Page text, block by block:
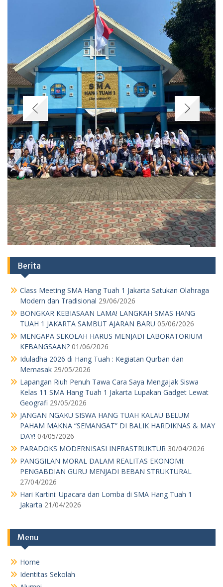
Berita
Class Meeting SMA Hang Tuah 1 Jakarta Satukan Olahraga
Modern dan Tradisional 29/06/2026
BONGKAR KEBIASAAN LAMA! LANGKAH SMAS HANG
TUAH 1 JAKARTA SAMBUT AJARAN BARU 05/06/2026
MENGAPA SEKOLAH HARUS MENJADI LABORATORIUM
KEBANGSAAN? 01/06/2026
Iduladha 2026 di Hang Tuah : Kegiatan Qurban dan
Memasak 29/05/2026
Lapangan Riuh Penuh Tawa Cara Saya Mengajak Siswa
Kelas 11 SMA Hang Tuah 1 Jakarta Lupakan Gadget Lewat
JANGAN NGAKU SISWA HANG TUAH KALAU BELUM
PAHAM MAKNA “SEMANGAT” DI BALIK HARDIKNAS & MAY
PARADOKS MODERNISASI INFRASTRUKTUR 30/04/2026
PENGABDIAN GURU MENJADI BEBAN STRUKTURAL
27/04/2026
Hari Kartini: Upacara dan Lomba di SMA Hang Tuah 1
Jakarta 21/04/2026
Menu
Home
Identitas Sekolah
Alumni
Daftar Nama Guru dan Karyawan
Kotak Saran
Agenda
Pengumuman Kelulusan
Download
Kotak Saran
Pengumuman Kelulusan
Pengurus Sekolah
Perpustakaan
Profil
RKAS TP 19-20